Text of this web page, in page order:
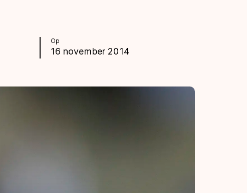
Op
16 november 2014